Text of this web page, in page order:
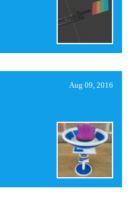
Aug 09, 2016